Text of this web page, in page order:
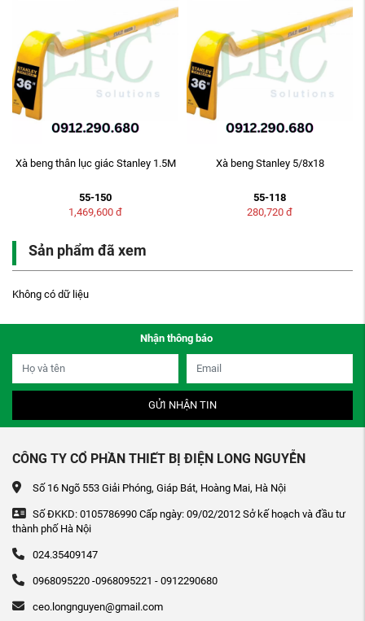
Xà beng thân lục giác Stanley 1.5M
55-150
1,469,600 đ
Xà beng Stanley 5/8x18
55-118
280,720 đ
Sản phẩm đã xem
Không có dữ liệu
Nhận thông báo
GỬI NHẬN TIN
CÔNG TY CỔ PHẦN THIẾT BỊ ĐIỆN LONG NGUYỄN
Số 16 Ngõ 553 Giải Phóng, Giáp Bát, Hoàng Mai, Hà Nội
Số ĐKKD: 0105786990 Cấp ngày: 09/02/2012 Sở kế hoạch và đầu tư
thành phố Hà Nội
024.35409147
0968095220 -0968095221 - 0912290680
ceo.longnguyen@gmail.com